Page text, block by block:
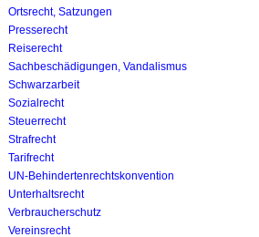
Ortsrecht, Satzungen
Presserecht
Reiserecht
Sachbeschädigungen, Vandalismus
Schwarzarbeit
Sozialrecht
Steuerrecht
Strafrecht
Tarifrecht
UN-Behinderten­rechtskonvention
Unterhaltsrecht
Verbraucherschutz
Vereinsrecht